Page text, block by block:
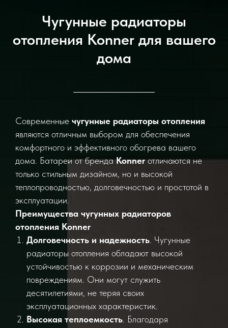
Чугунные радиаторы
отопления Konner для вашего
дома
Современные чугунные радиаторы отопления
являются отличным выбором для обеспечения
комфортного и эффективного обогрева вашего
дома. Батареи от брендаKonnerотличаются не
только стильным дизайном, но и высокой
теплопроводностью, долговечностью и простотой в
эксплуатации.
Преимущества чугунных радиаторов
отопления Konner
Долговечность и надежность . Чугунные
радиаторы отопления обладают высокой
устойчивостью к коррозии и механическим
повреждениям. Они могут служить
десятилетиями, не теряя своих
эксплуатационных характеристик.
Высокая теплоемкость . Благодаря